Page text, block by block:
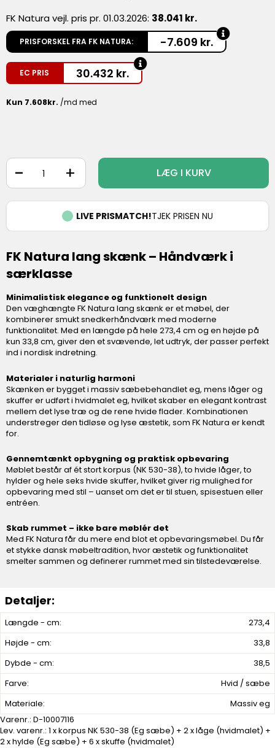
Længde - cm:
273,4
Højde - cm:
33,8
Dybde - cm:
38,5
Farve:
Hvid / sæbe
Materiale:
Massiv eg
Varenr.: D-10007116
Lev. varenr.: 1 x korpus NK 530-38 (Eg sæbe) + 2 x låge (hvidmalet) +
2 x hylde (Eg sæbe) + 6 x skuffe (hvidmalet)
FK Natura vejl. pris pr. 01.03.2026: 38.041 kr.
PRISFORSKEL FRA FK NATURA: -7.609 kr.
EC PRIS 30.432 kr.
+
- LÆG I KURV
LIVE PRISMATCH!TJEK PRISEN NU
FK Natura lang skænk – Håndværk i
særklasse
Minimalistisk elegance og funktionelt design
Den væghængte FK Natura lang skænk er et møbel, der
kombinerer smukt snedkerhåndværk med moderne
funktionalitet. Med en længde på hele 273,4 cm og en højde på
kun 33,8 cm, giver den et svævende, let udtryk, der passer perfekt
ind i nordisk indretning.
Materialer i naturlig harmoni
Skænken er bygget i massiv sæbebehandlet eg, mens låger og
skuffer er udført i hvidmalet eg, hvilket skaber en elegant kontrast
mellem det lyse træ og de rene hvide flader. Kombinationen
understreger den tidløse og lyse æstetik, som FK Natura er kendt
for.
Gennemtænkt opbygning og praktisk opbevaring
Møblet består af ét stort korpus (NK 530-38), to hvide låger, to
hylder og hele seks hvide skuffer, hvilket giver rig mulighed for
opbevaring med stil – uanset om det er til stuen, spisestuen eller
entréen.
Skab rummet – ikke bare møblér det
Med FK Natura får du mere end blot et opbevaringsmøbel. Du får
et stykke dansk møbeltradition, hvor æstetik og funktionalitet
smelter sammen og definerer rummet med sin tilstedeværelse.